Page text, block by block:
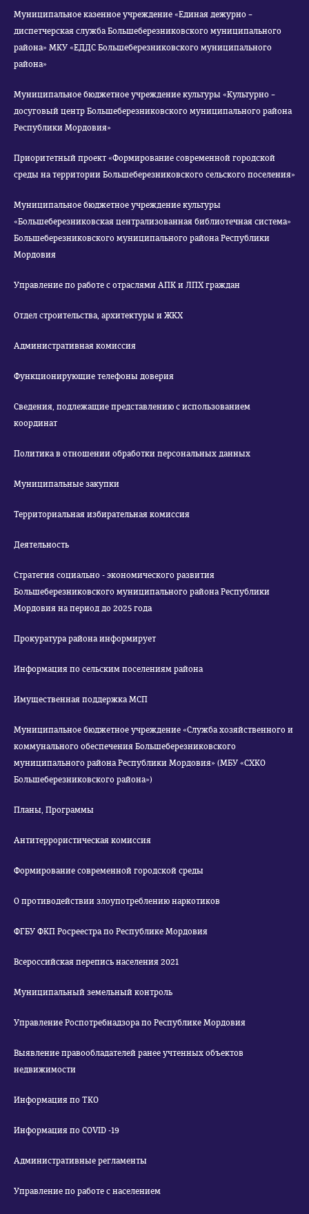
Муниципальное казенное учреждение «Единая дежурно –
диспетчерская служба Большеберезниковского муниципального
района» МКУ «ЕДДС Большеберезниковского муниципального
района»
Муниципальное бюджетное учреждение культуры «Культурно –
досуговый центр Большеберезниковского муниципального района
Республики Мордовия»
Приоритетный проект «Формирование современной городской
среды на территории Большеберезниковского сельского поселения»
Муниципальное бюджетное учреждение культуры
«Большеберезниковская централизованная библиотечная система»
Большеберезниковского муниципального района Республики
Мордовия
Управление по работе с отраслями АПК и ЛПХ граждан
Отдел строительства, архитектуры и ЖКХ
Административная комиссия
Функционирующие телефоны доверия
Сведения, подлежащие представлению с использованием
координат
Политика в отношении обработки персональных данных
Муниципальные закупки
Территориальная избирательная комиссия
Деятельность
Стратегия социально - экономического развития
Большеберезниковского муниципального района Республики
Мордовия на период до 2025 года
Прокуратура района информирует
Информация по сельским поселениям района
Имущественная поддержка МСП
Муниципальное бюджетное учреждение «Служба хозяйственного и
коммунального обеспечения Большеберезниковского
муниципального района Республики Мордовия» (МБУ «СХКО
Большеберезниковского района»)
Планы, Программы
Антитеррористическая комиссия
Формирование современной городской среды
О противодействии злоупотреблению наркотиков
ФГБУ ФКП Росреестра по Республике Мордовия
Всероссийская перепись населения 2021
Муниципальный земельный контроль
Управление Роспотребнадзора по Республике Мордовия
Выявление правообладателей ранее учтенных объектов
недвижимости
Информация по ТКО
Информация по COVID -19
Административные регламенты
Управление по работе с населением